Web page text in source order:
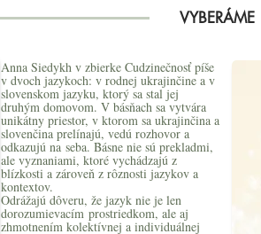
VYBERÁME
Anna Siedykh v zbierke Cudzinečnosť píše
v dvoch jazykoch: v rodnej ukrajinčine a v
slovenskom jazyku, ktorý sa stal jej
druhým domovom. V básňach sa vytvára
unikátny priestor, v ktorom sa ukrajinčina a
slovenčina prelínajú, vedú rozhovor a
odkazujú na seba. Básne nie sú prekladmi,
ale vyznaniami, ktoré vychádzajú z
blízkosti a zároveň z rôznosti jazykov a
kontextov.
Odrážajú dôveru, že jazyk nie je len
dorozumievacím prostriedkom, ale aj
zhmotnením kolektívnej a individuálnej